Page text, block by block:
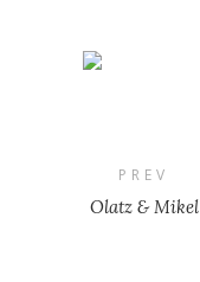
PREV
Olatz & Mikel